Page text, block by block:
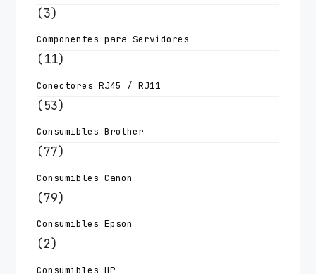
(3)
Componentes para Servidores
(11)
Conectores RJ45 / RJ11
(53)
Consumibles Brother
(77)
Consumibles Canon
(79)
Consumibles Epson
(2)
Consumibles HP